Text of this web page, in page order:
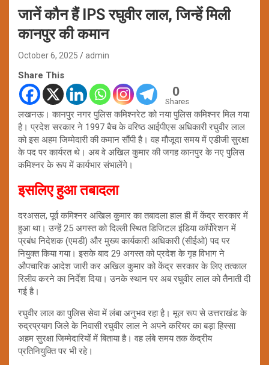
जानें कौन हैं IPS रघुवीर लाल, जिन्हें मिली
कानपुर की कमान
October 6, 2025 admin
Share This
0
Shares
लखनऊ। कानपुर नगर पुलिस कमिश्नरेट को नया पुलिस कमिश्नर मिल गया
है। प्रदेश सरकार ने 1997 बैच के वरिष्ठ आईपीएस अधिकारी रघुवीर लाल
को इस अहम जिम्मेदारी की कमान सौंपी है। वह मौजूदा समय में एडीजी सुरक्षा
के पद पर कार्यरत थे। अब वे अखिल कुमार की जगह कानपुर के नए पुलिस
कमिश्नर के रूप में कार्यभार संभालेंगे।
इसलिए हुआ तबादला
दरअसल, पूर्व कमिश्नर अखिल कुमार का तबादला हाल ही में केंद्र सरकार में
हुआ था। उन्हें 25 अगस्त को दिल्ली स्थित डिजिटल इंडिया कॉर्पोरेशन में
प्रबंध निदेशक (एमडी) और मुख्य कार्यकारी अधिकारी (सीईओ) पद पर
नियुक्त किया गया। इसके बाद 29 अगस्त को प्रदेश के गृह विभाग ने
औपचारिक आदेश जारी कर अखिल कुमार को केंद्र सरकार के लिए तत्काल
रिलीव करने का निर्देश दिया। उनके स्थान पर अब रघुवीर लाल को तैनाती दी
गई है।
रघुवीर लाल का पुलिस सेवा में लंबा अनुभव रहा है। मूल रूप से उत्तराखंड के
रुद्रप्रयाग जिले के निवासी रघुवीर लाल ने अपने करियर का बड़ा हिस्सा
अहम सुरक्षा जिम्मेदारियों में बिताया है। वह लंबे समय तक केंद्रीय
प्रतिनियुक्ति पर भी रहे।